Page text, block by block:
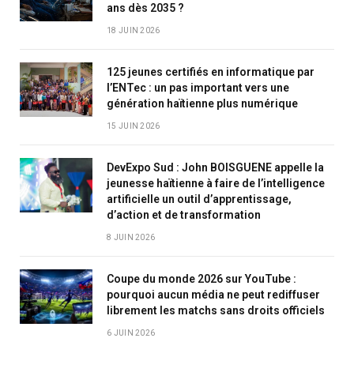
ans dès 2035 ?
18 JUIN 2026
125 jeunes certifiés en informatique par
l’ENTec : un pas important vers une
génération haïtienne plus numérique
15 JUIN 2026
DevExpo Sud : John BOISGUENE appelle la
jeunesse haïtienne à faire de l’intelligence
artificielle un outil d’apprentissage,
d’action et de transformation
8 JUIN 2026
Coupe du monde 2026 sur YouTube :
pourquoi aucun média ne peut rediffuser
librement les matchs sans droits officiels
6 JUIN 2026